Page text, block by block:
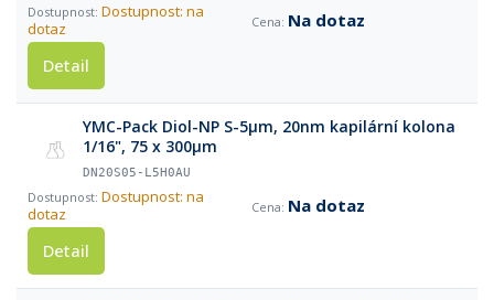
Dostupnost: na
dotaz
Na dotaz
Detail
YMC-Pack Diol-NP S-5µm, 20nm kapilární kolona
1/16", 75 x 300µm
DN20S05-L5H0AU
Dostupnost: na
dotaz
Na dotaz
Detail